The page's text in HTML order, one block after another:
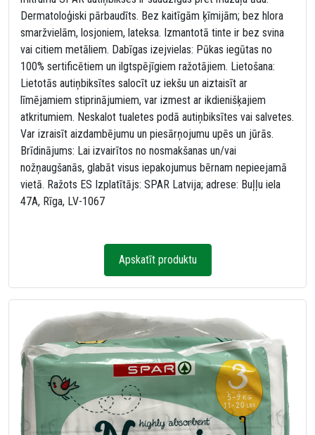
Dermatoloģiski pārbaudīts. Bez kaitīgām ķīmijām; bez hlora
smaržvielām, losjoniem, lateksa. Izmantotā tinte ir bez svina
vai citiem metāliem. Dabīgas izejvielas: Pūkas iegūtas no
100% sertificētiem un ilgtspējīgiem ražotājiem. Lietošana:
Lietotās autiņbiksītes salocīt uz iekšu un aiztaisīt ar
līmējamiem stiprinājumiem, var izmest ar ikdienišķajiem
atkritumiem. Neskalot tualetes podā autiņbiksītes vai salvetes.
Var izraisīt aizdambējumu un piesārņojumu upēs un jūrās.
Brīdinājums: Lai izvairītos no nosmakšanas un/vai
nožņaugšanās, glabāt visus iepakojumus bērnam nepieejamā
vietā. Ražots ES Izplatītājs: SPAR Latvija; adrese: Buļļu iela
47A, Rīga, LV-1067
Apskatīt produktu